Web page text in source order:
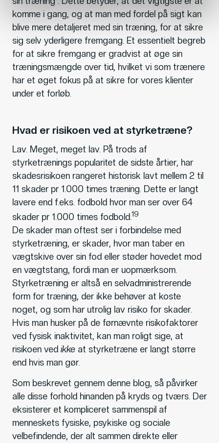
komme i gang, og at man med fordel på sigt kan
blive mere detaljeret med sin træning, for at sikre
sig selv yderligere fremgang. Et essentielt begreb
for at sikre fremgang er gradvist at øge sin
træningsmængde over tid, hvilket vi som trænere
har et øget fokus på at sikre for vores klienter
under et forløb.
Hvad er risikoen ved at styrketræne?
Lav. Meget, meget lav. På trods af
styrketrænings popularitet de sidste årtier, har
skadesrisikoen rangeret historisk lavt mellem 2 til
11 skader pr 1.000 times træning. Dette er langt
lavere end f.eks. fodbold hvor man ser over 64
skader pr 1.000 times fodbold.19
De skader man oftest ser i forbindelse med
styrketræning, er skader, hvor man taber en
vægtskive over sin fod eller støder hovedet mod
en vægtstang, fordi man er uopmærksom.
Styrketræning er altså en selvadministrerende
form for træning, der ikke behøver at koste
noget, og som har utrolig lav risiko for skader.
Hvis man husker på de førnævnte risikofaktorer
ved fysisk inaktivitet, kan man roligt sige, at
risikoen ved ikke at styrketræne er langt større
end hvis man gør.
Som beskrevet gennem denne blog, så påvirker
alle disse forhold hinanden på kryds og tværs. Der
eksisterer et kompliceret sammenspil af
menneskets fysiske, psykiske og sociale
velbefindende, der alt sammen direkte eller